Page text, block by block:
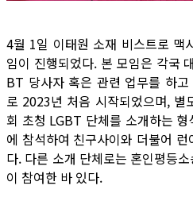
4월 1일 이태원 소재 비스트로 맥
임이 진행되었다. 본 모임은 각국
BT 당사자 혹은 관련 업무를 하
로 2023년 처음 시작되었으며, 별
회 초청 LGBT 단체를 소개하는
에 참석하여 친구사이와 더불어
다. 다른 소개 단체로는 혼인평등
이 참여한 바 있다.